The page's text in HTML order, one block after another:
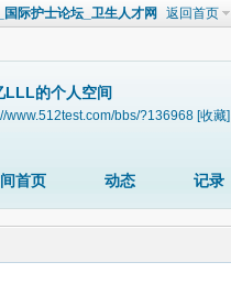
际护士论坛_卫生人才网 返回首页
LLL的个人空间
www.512test.com/bbs/?136968 [收藏]
首页 动态 记录